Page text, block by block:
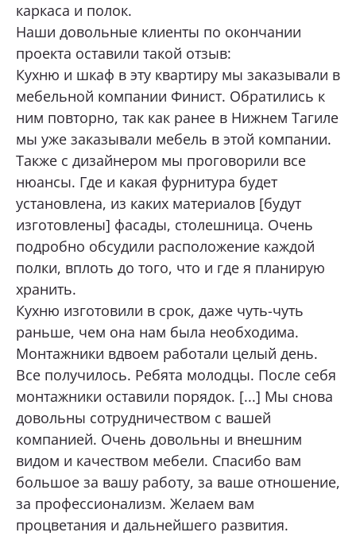
каркаса и полок.
Наши довольные клиенты по окончании
проекта оставили такой отзыв:
Кухню и шкаф в эту квартиру мы заказывали в
мебельной компании Финист. Обратились к
ним повторно, так как ранее в Нижнем Тагиле
мы уже заказывали мебель в этой компании.
Также с дизайнером мы проговорили все
нюансы. Где и какая фурнитура будет
установлена, из каких материалов [будут
изготовлены] фасады, столешница. Очень
подробно обсудили расположение каждой
полки, вплоть до того, что и где я планирую
хранить.
Кухню изготовили в срок, даже чуть-чуть
раньше, чем она нам была необходима.
Монтажники вдвоем работали целый день.
Все получилось. Ребята молодцы. После себя
монтажники оставили порядок. [...] Мы снова
довольны сотрудничеством с вашей
компанией. Очень довольны и внешним
видом и качеством мебели. Спасибо вам
большое за вашу работу, за ваше отношение,
за профессионализм. Желаем вам
процветания и дальнейшего развития.